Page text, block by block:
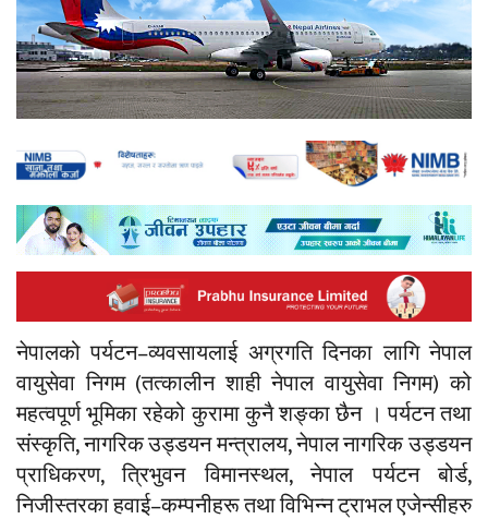
नेपालको पर्यटन–व्यवसायलाई अग्रगति दिनका लागि नेपाल
वायुसेवा निगम (तत्कालीन शाही नेपाल वायुसेवा निगम) को
महत्वपूर्ण भूमिका रहेको कुरामा कुनै शङ्का छैन । पर्यटन तथा
संस्कृति, नागरिक उड्डयन मन्त्रालय, नेपाल नागरिक उड्डयन
प्राधिकरण, त्रिभुवन विमानस्थल, नेपाल पर्यटन बोर्ड,
निजीस्तरका हवाई–कम्पनीहरू तथा विभिन्न ट्राभल एजेन्सीहरु